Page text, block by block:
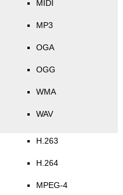
MIDI
MP3
OGA
OGG
WMA
WAV
H.263
H.264
MPEG-4